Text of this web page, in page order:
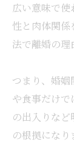
広い意味で
性と肉体関
法で離婚の理
つまり、婚姻
や食事だけ
の出入りな
の根拠になり